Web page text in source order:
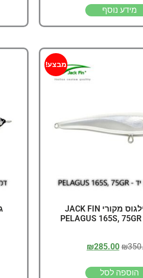
מידע נוסף
מבצע!
ג'ק פין פילגוס מקורי JACK FIN
PELAGUS 165S,
₪
₪285.00
הוספה לסל